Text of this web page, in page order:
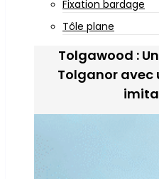
Fixation bardage
Tôle plane
Tolgawood :
Tolganor avec